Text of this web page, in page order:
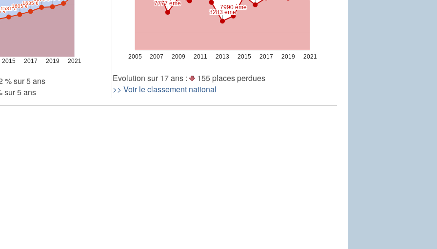
2015 2017 2019 2021
€
€
1581 €
1581 €1605 €
1605 €
1635 €
1635 €
% sur 5 ans
sur 5 ans
2005 2007 2009 2011 2013 2015 2017 2019 2021
7777 ème
7777 ème
8283 ème
8283 ème
7990 ème
7990 ème
Evolution sur 17 ans :
155 places perdues
>> Voir le classement national